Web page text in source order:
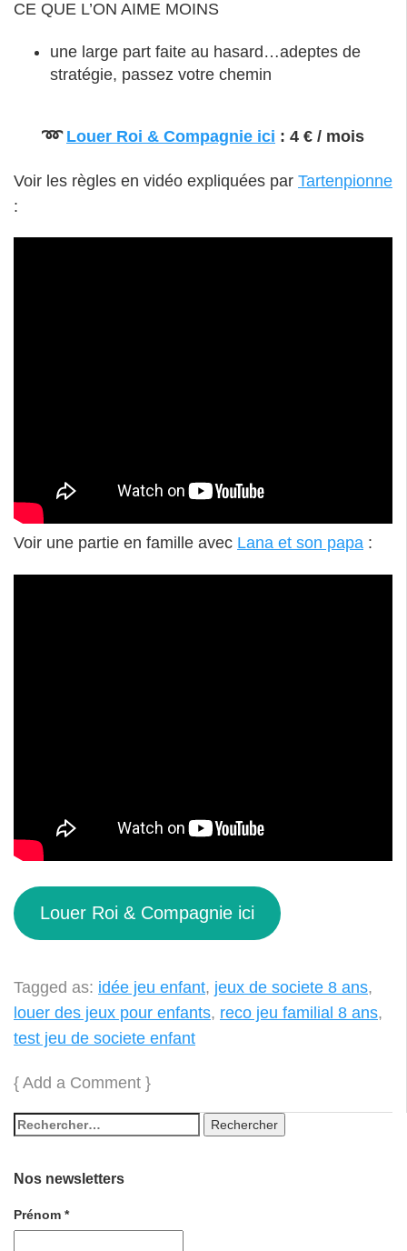
CE QUE L’ON AIME MOINS
une large part faite au hasard…adeptes de
stratégie, passez votre chemin
➿ Louer Roi & Compagnie ici : 4 € / mois
Voir les règles en vidéo expliquées par Tartenpionne
:
Voir une partie en famille avec Lana et son papa :
Louer Roi & Compagnie ici
Tagged as: idée jeu enfant, jeux de societe 8 ans,
louer des jeux pour enfants, reco jeu familial 8 ans,
test jeu de societe enfant
{ Add a Comment }
Nos newsletters
Prénom *